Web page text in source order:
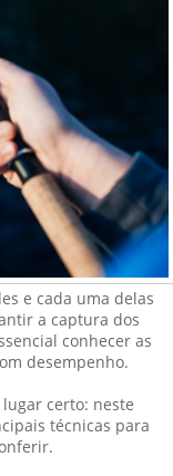
e cada uma delas
a captura dos
conhecer as
desempenho.
lugar certo: neste
técnicas para